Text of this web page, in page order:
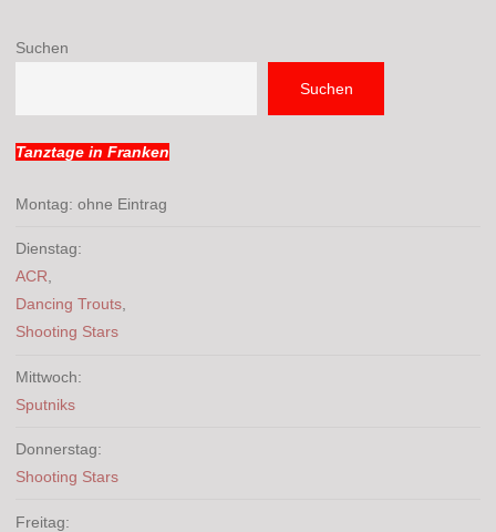
Suchen
Suchen
Tanztage in Franken
Montag: ohne Eintrag
Dienstag:
ACR,
Dancing Trouts,
Shooting Stars
Mittwoch:
Sputniks
Donnerstag:
Shooting Stars
Freitag: